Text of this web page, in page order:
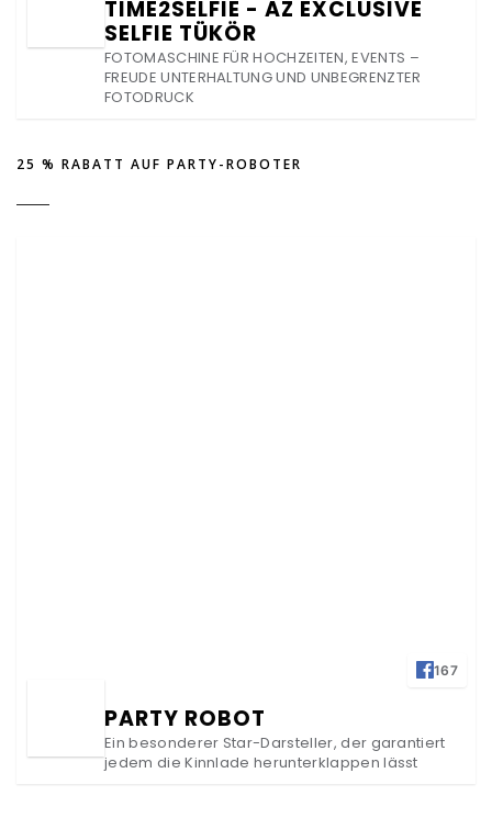
TIME2SELFIE - AZ EXCLUSIVE
SELFIE TÜKÖR
FOTOMASCHINE FÜR HOCHZEITEN, EVENTS –
FREUDE UNTERHALTUNG UND UNBEGRENZTER
FOTODRUCK
25 % RABATT AUF PARTY-ROBOTER
167
PARTY ROBOT
Ein besonderer Star-Darsteller, der garantiert
jedem die Kinnlade herunterklappen lässt